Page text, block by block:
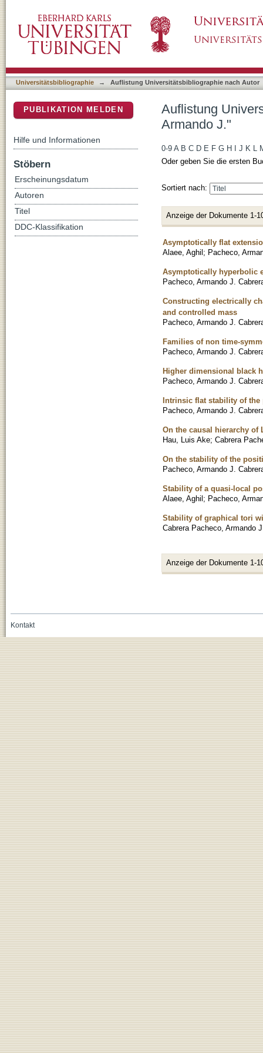
Universitätsbibliographie → Auflistung Universitätsbibliographie nach Autor
Auflistung
Armando J."
0-9 A B C D E F G H J K L
Oder geben Sie die ersten
Sortiert nach:
Anzeige der Dokumente 1-
Asymptotically flat
Alaee, Aghil; Pacheco,
Asymptotically hyperbolic
Pacheco, Armando J.
Constructing electrically
and controlled mass
Pacheco, Armando J.
Families of non time-
Pacheco, Armando J.
Higher dimensional black
Pacheco, Armando J.
Intrinsic flat stability of the
Pacheco, Armando J.
On the causal hierarchy of
Hau, Luis Ake; Cabrera
On the stability of the
Pacheco, Armando J.
Stability of a quasi-local
Alaee, Aghil; Pacheco,
Stability of graphical tori
Cabrera Pacheco, Armando
Anzeige der Dokumente 1-
PUBLIKATION MELDEN
Hilfe und Informationen
Stöbern
Erscheinungsdatum
Autoren
Titel
DDC-Klassifikation
Kontakt